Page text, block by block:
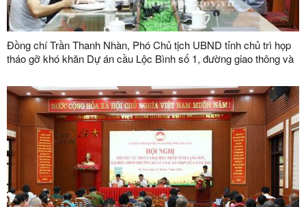
Đồng chí Trần Thanh Nhàn, Phó Chủ tịch UBND tỉnh chủ trì họp
tháo gỡ khó khăn Dự án cầu Lộc Bình số 1, đường giao thông và